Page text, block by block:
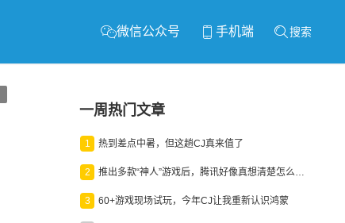
微信公众号 手机端 搜索
一周热门文章
1 热到差点中暑，但这趟CJ真来值了
2 推出多款“神人”游戏后，腾讯好像真想清楚怎么做二次元了
3 60+游戏现场试玩，今年CJ让我重新认识鸿蒙